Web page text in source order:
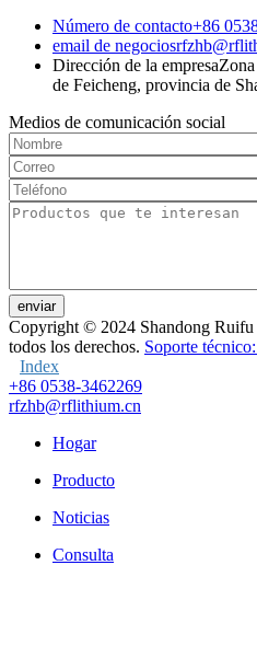
Número de contacto+86
email de negocios
Dirección de la empresa
de Feicheng, provincia de
Medios de comunicación social
enviar
Copyright © 2024 Shandong
todos los derechos. Soporte
Index
+86 0538-3462269
rfzhb@rflithium.cn
Hogar
Producto
Noticias
Consulta